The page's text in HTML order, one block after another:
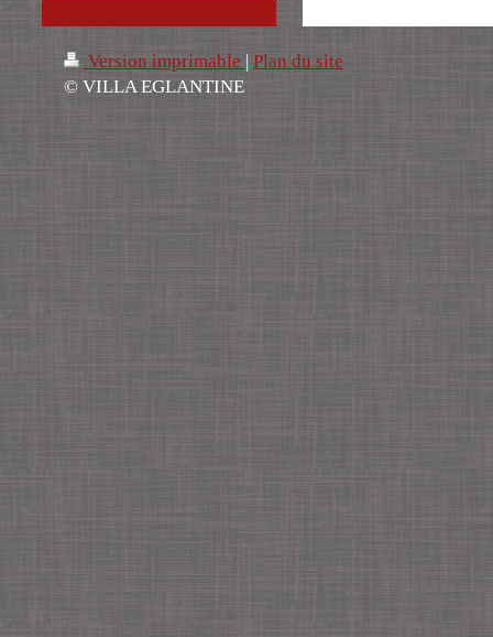
Version imprimable | Plan du site
© VILLA EGLANTINE